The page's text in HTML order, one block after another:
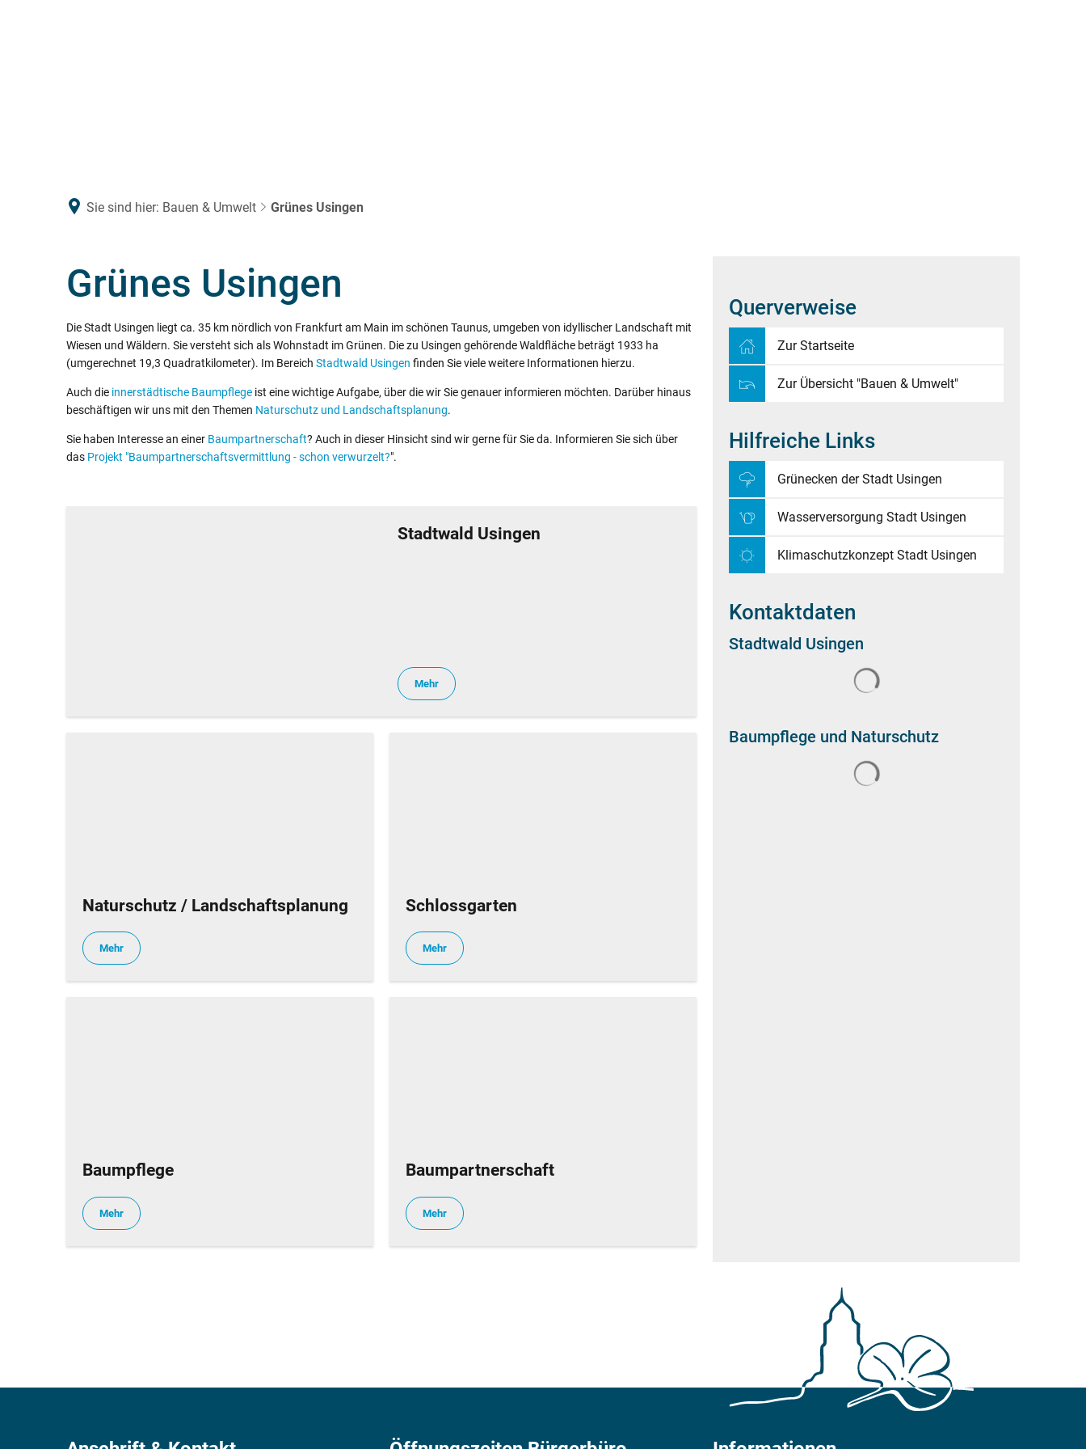
Sie sind hier: Bauen & Umwelt Grünes Usingen
Grünes Usingen
Die Stadt Usingen liegt ca. 35 km nördlich von Frankfurt am Main im schönen Taunus, umgeben von idyllischer Landschaft mit
Wiesen und Wäldern. Sie versteht sich als Wohnstadt im Grünen. Die zu Usingen gehörende Waldfläche beträgt 1933 ha
(umgerechnet 19,3 Quadratkilometer). Im Bereich Stadtwald Usingen finden Sie viele weitere Informationen hierzu.
Auch die innerstädtische Baumpflege ist eine wichtige Aufgabe, über die wir Sie genauer informieren möchten. Darüber hinaus
beschäftigen wir uns mit den Themen Naturschutz und Landschaftsplanung.
Sie haben Interesse an einer Baumpartnerschaft? Auch in dieser Hinsicht sind wir gerne für Sie da. Informieren Sie sich über
das Projekt "Baumpartnerschaftsvermittlung - schon verwurzelt?".
Stadtwald Usingen
Mehr
Naturschutz / Landschaftsplanung
Mehr
Schlossgarten
Mehr
Baumpflege
Mehr
Baumpartnerschaft
Mehr
Querverweise
Zur Startseite
Zur Übersicht "Bauen & Umwelt"
Hilfreiche Links
Grünecken der Stadt Usingen
Wasserversorgung Stadt Usingen
Klimaschutzkonzept Stadt Usingen
Kontaktdaten
Stadtwald Usingen
Baumpflege und Naturschutz